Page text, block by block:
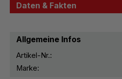
Daten & Fakten
Allgemeine Infos
Artikel-Nr.:
Marke: